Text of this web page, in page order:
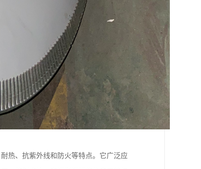
热、抗紫外线和防火等特点。它广泛应